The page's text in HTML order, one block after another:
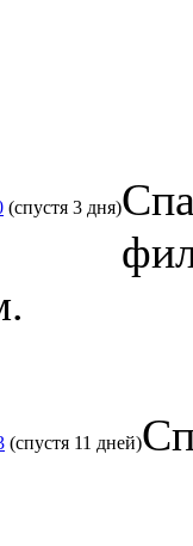
(спустя 3 дня)
(спустя 11 дней)